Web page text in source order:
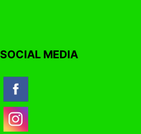
SOCIAL MEDIA